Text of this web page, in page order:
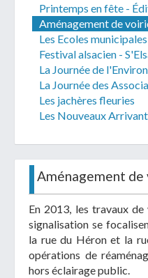
Printemps en fête -
Aménagement de
Les Ecoles municipales
Festival alsacien -
La Journée de
La Journée des
Les jachères fleuries
Les Nouveaux
Aménagement de
En 2013, les travaux
signalisation se
la rue du Héron et la
opérations de
hors éclairage public.